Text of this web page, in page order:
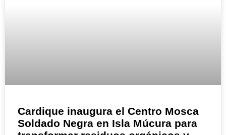
Cardique inaugura el Centro Mosca
Soldado Negra en Isla Múcura para